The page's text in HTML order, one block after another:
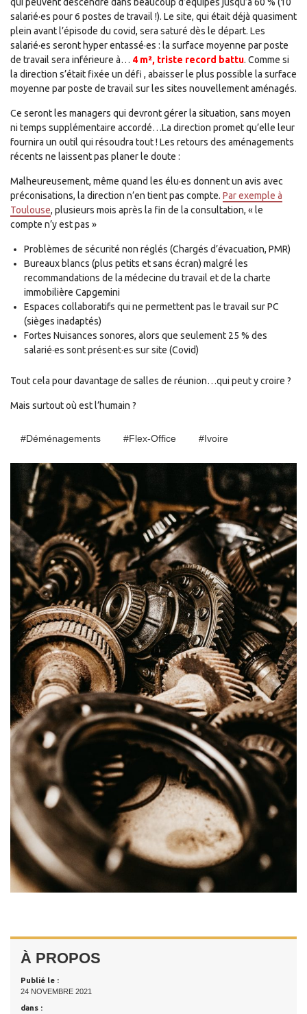
salarié·es pour 6 postes de travail !). Le site, qui était déjà quasiment
plein avant l’épisode du covid, sera saturé dès le départ. Les
salarié·es seront hyper entassé·es : la surface moyenne par poste
de travail sera inférieure à… 4 m², triste record battu. Comme si
la direction s’était fixée un défi , abaisser le plus possible la surface
moyenne par poste de travail sur les sites nouvellement aménagés.
Ce seront les managers qui devront gérer la situation, sans moyen
ni temps supplémentaire accordé…La direction promet qu’elle leur
fournira un outil qui résoudra tout ! Les retours des aménagements
récents ne laissent pas planer le doute :
Malheureusement, même quand les élu·es donnent un avis avec
préconisations, la direction n’en tient pas compte. Par exemple à
Toulouse, plusieurs mois après la fin de la consultation, « le
compte n’y est pas »
Problèmes de sécurité non réglés (Chargés d’évacuation, PMR)
Bureaux blancs (plus petits et sans écran) malgré les
recommandations de la médecine du travail et de la charte
immobilière Capgemini
Espaces collaboratifs qui ne permettent pas le travail sur PC
(sièges inadaptés)
Fortes Nuisances sonores, alors que seulement 25 % des
salarié·es sont présent·es sur site (Covid)
Tout cela pour davantage de salles de réunion…qui peut y croire ?
Mais surtout où est l’humain ?
#Déménagements #Flex-Office #Ivoire
À PROPOS
Publié le :
24 NOVEMBRE 2021
dans :